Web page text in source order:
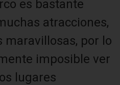
es bastante
atracciones,
maravillosas, por lo
imposible ver
lugares